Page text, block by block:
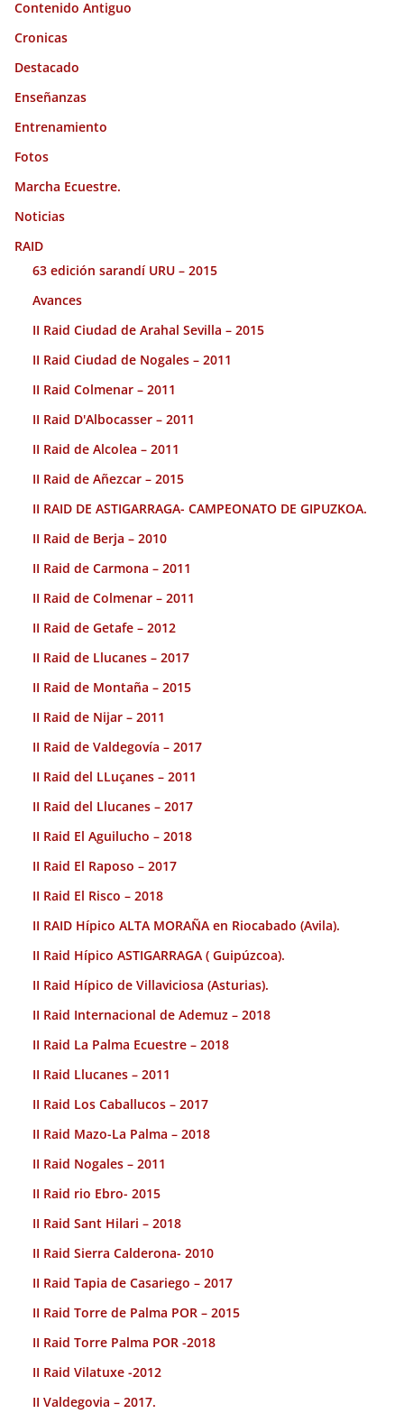
Contenido Antiguo
Cronicas
Destacado
Enseñanzas
Entrenamiento
Fotos
Marcha Ecuestre.
Noticias
RAID
63 edición sarandí URU – 2015
Avances
II Raid Ciudad de Arahal Sevilla – 2015
II Raid Ciudad de Nogales – 2011
II Raid Colmenar – 2011
II Raid D'Albocasser – 2011
II Raid de Alcolea – 2011
II Raid de Añezcar – 2015
II RAID DE ASTIGARRAGA- CAMPEONATO DE GIPUZKOA.
II Raid de Berja – 2010
II Raid de Carmona – 2011
II Raid de Colmenar – 2011
II Raid de Getafe – 2012
II Raid de Llucanes – 2017
II Raid de Montaña – 2015
II Raid de Nijar – 2011
II Raid de Valdegovía – 2017
II Raid del LLuçanes – 2011
II Raid del Llucanes – 2017
II Raid El Aguilucho – 2018
II Raid El Raposo – 2017
II Raid El Risco – 2018
II RAID Hípico ALTA MORAÑA en Riocabado (Avila).
II Raid Hípico ASTIGARRAGA ( Guipúzcoa).
II Raid Hípico de Villaviciosa (Asturias).
II Raid Internacional de Ademuz – 2018
II Raid La Palma Ecuestre – 2018
II Raid Llucanes – 2011
II Raid Los Caballucos – 2017
II Raid Mazo-La Palma – 2018
II Raid Nogales – 2011
II Raid rio Ebro- 2015
II Raid Sant Hilari – 2018
II Raid Sierra Calderona- 2010
II Raid Tapia de Casariego – 2017
II Raid Torre de Palma POR – 2015
II Raid Torre Palma POR -2018
II Raid Vilatuxe -2012
II Valdegovia – 2017.